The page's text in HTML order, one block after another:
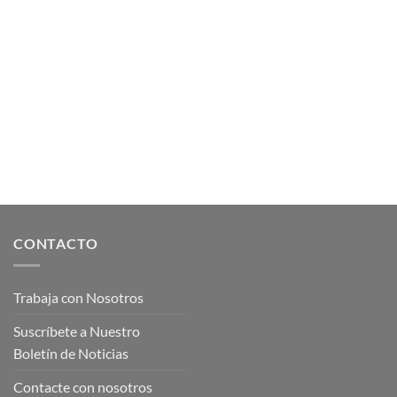
CONTACTO
Trabaja con Nosotros
Suscríbete a Nuestro
Boletín de Noticias
Contacte con nosotros